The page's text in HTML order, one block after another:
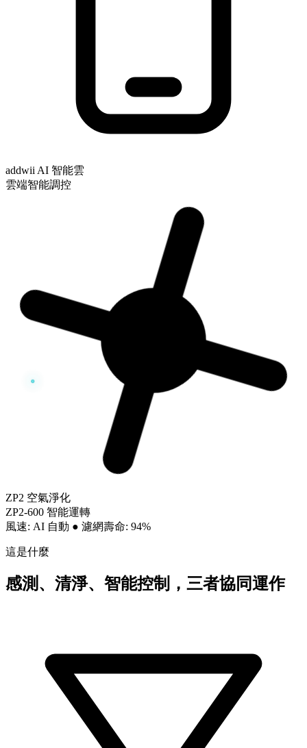
addwii AI 智能雲
雲端智能調控
ZP2 空氣淨化
ZP2-600 智能運轉
風速: AI 自動 ● 濾網壽命: 94%
這是什麼
感測、清淨、智能控制，三者協同運作